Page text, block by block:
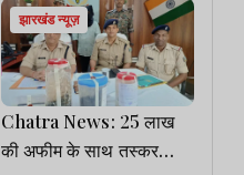
झारखंड न्यूज़
Chatra News: 25 लाख
की अफीम के साथ तस्कर